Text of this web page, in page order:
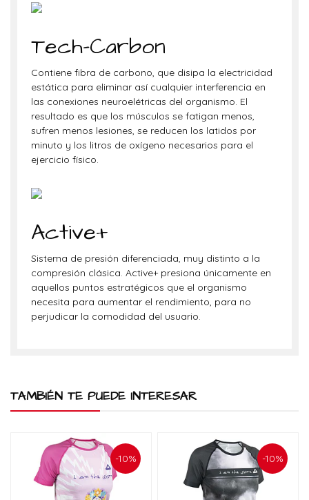
Tech-Carbon
Contiene fibra de carbono, que disipa la electricidad
estática para eliminar así cualquier interferencia en
las conexiones neuroelétricas del organismo. El
resultado es que los músculos se fatigan menos,
sufren menos lesiones, se reducen los latidos por
minuto y los litros de oxígeno necesarios para el
ejercicio físico.
Active+
Sistema de presión diferenciada, muy distinto a la
compresión clásica. Active+ presiona únicamente en
aquellos puntos estratégicos que el organismo
necesita para aumentar el rendimiento, para no
perjudicar la comodidad del usuario.
TAMBIÉN TE PUEDE INTERESAR
-10% -10%